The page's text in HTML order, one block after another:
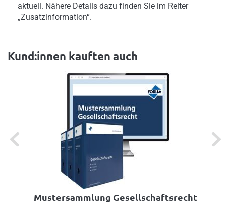
aktuell. Nähere Details dazu finden Sie im Reiter
„Zusatzinformation“.
Kund:innen kauften auch
Previous Next
Mustersammlung Gesellschaftsrecht